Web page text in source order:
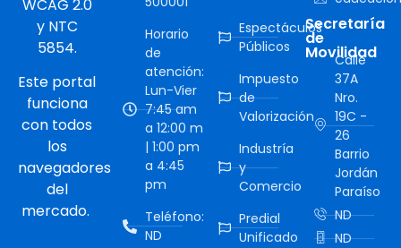
WCAG 2.0
y NTC
5854.
Este portal
funciona
con todos
los
navegadores
del
mercado.
Horario
de
atención:
Lun-Vier
7:45 am
a 12:00 m
| 1:00 pm
a 4:45
pm
Teléfono:
ND
Espectáculos
Públicos
Impuesto
de
Valorización
Industría
y
Comercio
Predial
Unificado
Secretaría
de
Movilidad
Calle
37A
Nro.
19C -
26
Barrio
Jordán
Paraíso
ND
ND